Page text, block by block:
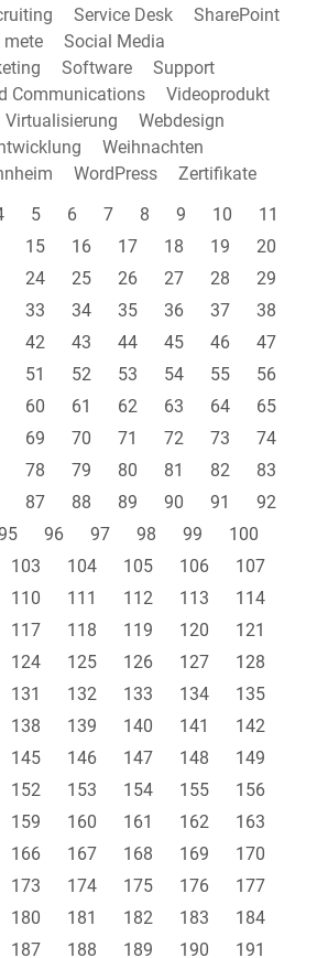
Service Desk
SharePoint
mete
Social Media
Software
Support
Communications
Videoprodukt
Virtualisierung
Webdesign
Weihnachten
WordPress
Zertifikate
5 6 7 8 9 10
11
15 16 17 18 19
20
24 25 26 27 28
29
33 34 35 36 37
38
42 43 44 45 46
47
51 52 53 54 55
56
60 61 62 63 64
65
69 70 71 72 73
74
78 79 80 81 82
83
87 88 89 90 91
92
96 97 98 99
100
103 104 105 106
107
110 111 112 113
114
117 118 119 120
121
124 125 126 127
128
131 132 133 134
135
138 139 140 141
142
145 146 147 148
149
152 153 154 155
156
159 160 161 162
163
166 167 168 169
170
173 174 175 176
177
180 181 182 183
184
187 188 189 190
191